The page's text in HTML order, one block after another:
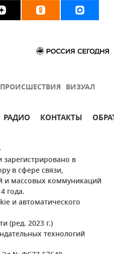
ПРОИСШЕСТВИЯ ВИЗУАЛ
РАДИО КОНТАКТЫ
в
в сфере связи,
и массовых коммуникаций
года.
и автоматического
(ред. 2023 г.)
технологий